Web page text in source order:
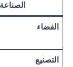
الصناعة
الفضاء
التصنيع